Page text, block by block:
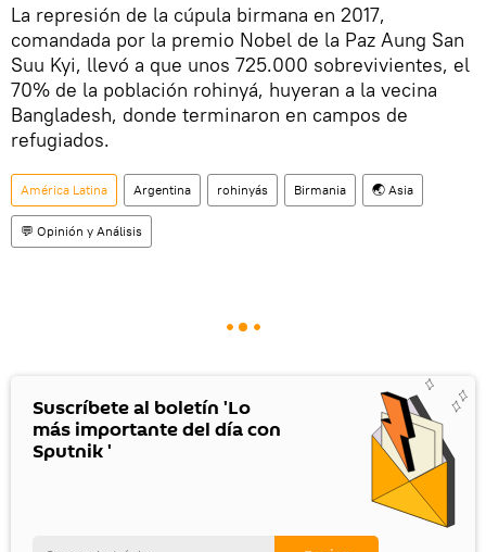
La represión de la cúpula birmana en 2017,
comandada por la premio Nobel de la Paz Aung San
Suu Kyi, llevó a que unos 725.000 sobrevivientes, el
70% de la población rohinyá, huyeran a la vecina
Bangladesh, donde terminaron en campos de
refugiados.
América Latina Argentina rohinyás Birmania 🌏 Asia
💬 Opinión y Análisis
Suscríbete al boletín 'Lo
más importante del día con
Sputnik '